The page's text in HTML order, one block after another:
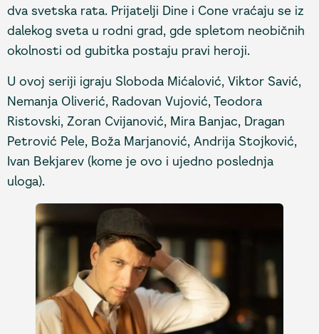
dva svetska rata. Prijatelji Dine i Cone vraćaju se iz
dalekog sveta u rodni grad, gde spletom neobičnih
okolnosti od gubitka postaju pravi heroji.
U ovoj seriji igraju Sloboda Mićalović, Viktor Savić,
Nemanja Oliverić, Radovan Vujović, Teodora
Ristovski, Zoran Cvijanović, Mira Banjac, Dragan
Petrović Pele, Boža Marjanović, Andrija Stojković,
Ivan Bekjarev (kome je ovo i ujedno poslednja
uloga).